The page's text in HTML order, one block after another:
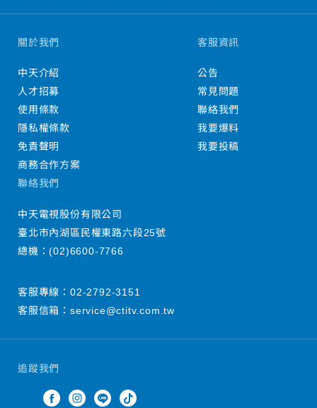
追蹤我們
關於我們
中天介紹
人才招募
使用條款
隱私權條款
免責聲明
商務合作方案
客服資訊
公告
常見問題
聯絡我們
我要爆料
我要投稿
聯絡我們
中天電視股份有限公司
臺北市內湖區民權東路六段25號
總機：(02)6600-7766
客服專線： 02-2792-3151
客服信箱： service@ctitv.com.tw